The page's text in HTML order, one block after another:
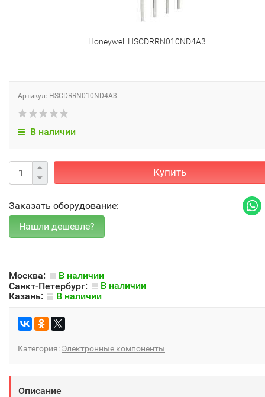
Honeywell HSCDRRN010ND4A3
Артикул: HSCDRRN010ND4A3
В наличии
Купить
Заказать оборудование:
Москва:
В наличии
Санкт-Петербург:
В наличии
Казань:
В наличии
Категория: Электронные компоненты
Описание